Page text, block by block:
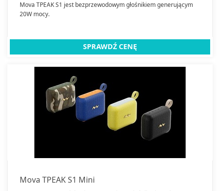
Mova TPEAK S1 jest bezprzewodowym głośnikiem generującym
20W mocy.
SPRAWDŹ CENĘ
Mova TPEAK S1 Mini